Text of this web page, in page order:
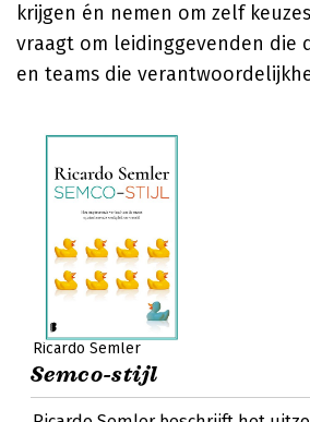
krijgen én nemen om zelf
vraagt om leidinggevenden die
en teams die
Ricardo Semler
Semco-stijl